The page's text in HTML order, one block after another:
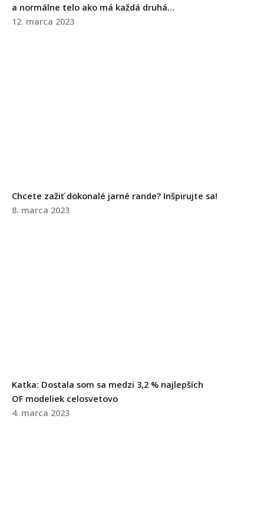
a normálne telo ako má každá druhá…
12. marca 2023
Chcete zažiť dokonalé jarné rande? Inšpirujte sa!
8. marca 2023
Katka: Dostala som sa medzi 3,2 % najlepších
OF modeliek celosvetovo
4. marca 2023